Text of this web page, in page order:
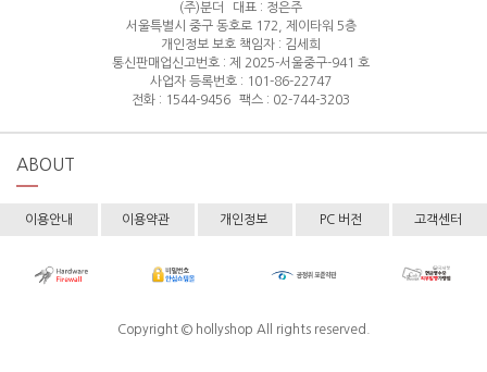
(주)분더
대표 : 정은주
서울특별시 중구 동호로 172, 제이타워 5층
개인정보 보호 책임자 : 김세희
통신판매업신고번호 : 제 2025-서울중구-941 호
사업자 등록번호 : 101-86-22747
전화 : 1544-9456
팩스 : 02-744-3203
ABOUT
이용안내 이용약관 개인정보 PC 버전 고객센터
Copyright © hollyshop All rights reserved.